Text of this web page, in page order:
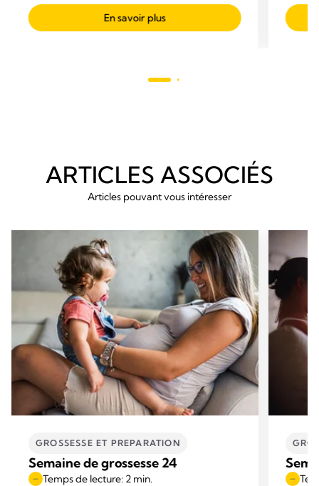
sur
5
En savoir plus
52
ARTICLES ASSOCIÉS
Articles pouvant vous intéresser
GROSSESSE ET PREPARATION
Semaine de grossesse 24
Temps de lecture: 2 min.